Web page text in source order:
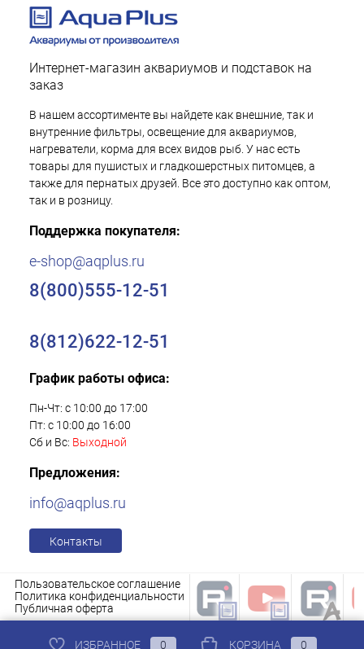
Интернет-магазин аквариумов и подставок на
заказ
В нашем ассортименте вы найдете как внешние, так и
внутренние фильтры, освещение для аквариумов,
нагреватели, корма для всех видов рыб. У нас есть
товары для пушистых и гладкошерстных питомцев, а
также для пернатых друзей. Все это доступно как оптом,
так и в розницу.
Поддержка покупателя:
e-shop@aqplus.ru
8(800)555-12-51
8(812)622-12-51
График работы офиса:
Пн-Чт: с 10:00 до 17:00
Пт: с 10:00 до 16:00
Сб и Вс: Выходной
Предложения:
info@aqplus.ru
Контакты
Пользовательское соглашение
Политика конфиденциальности
Публичная оферта
ИЗБРАННОЕ 0 КОРЗИНА 0